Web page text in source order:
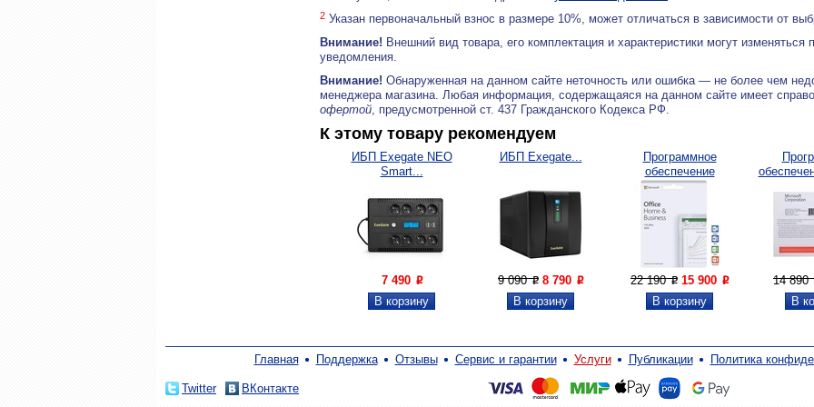
2 Указан первоначальный взнос в размере 10%, может отличаться в зависимости от
Внимание! Внешний вид товара, его комплектация и характеристики могут изменяться
уведомления.
Внимание! Обнаруженная на данном сайте неточность или ошибка — не более чем
менеджера магазина. Любая информация, содержащаяся на данном сайте имеет
офертой, предусмотренной ст. 437 Гражданского Кодекса РФ.
К этому товару рекомендуем
ИБП Exegate NEO
Smart...
7 490 P
ИБП Exegate...
9 090P 8 790 P
Программное
обеспечение
Microsoft...
22 190P 15 900 P 14 890
Главная Поддержка Отзывы Сервис и гарантии Услуги Публикации Политика
Twitter ВКонтакте